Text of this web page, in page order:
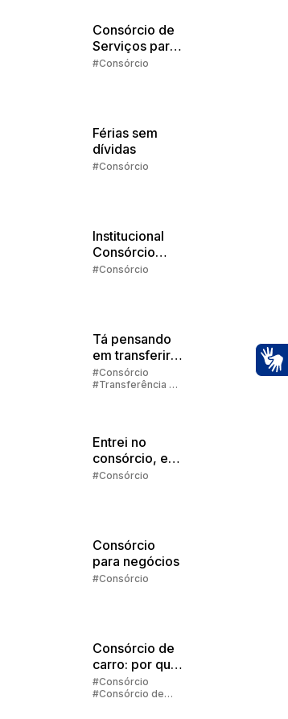
Consórcio de
Serviços para
Estudos: o que
#Consórcio
Férias sem
dívidas
#Consórcio
Institucional
Consórcio
Embracon
#Consórcio
Tá pensando
em transferir
sua cota de
consórcio?
#Consórcio
#Transferência de
Entrei no
consórcio, e
agora?
#Consórcio
Consórcio
para negócios
#Consórcio
Consórcio de
carro: por que
vale a pena
investir?
#Consórcio
#Consórcio de